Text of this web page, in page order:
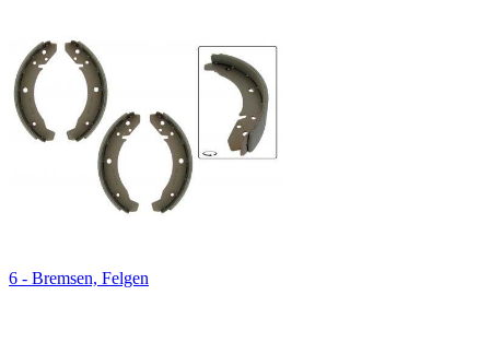
6 - Bremsen, Felgen